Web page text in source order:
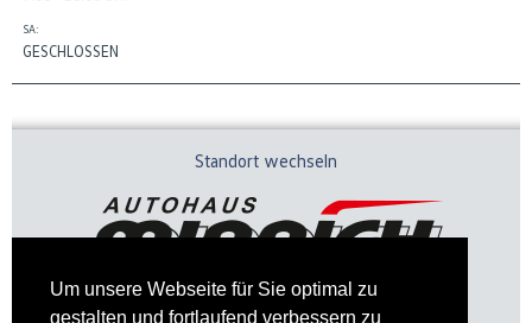
Um unsere Webseite für Sie optimal zu
gestalten und fortlaufend verbessern zu
SA:
GESCHLOSSEN
Standort wechseln